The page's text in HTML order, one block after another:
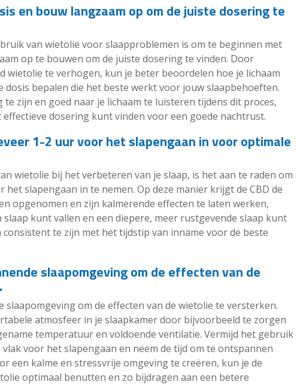
en bouw langzaam op om de juiste dosering te
van wietolie voor slaapproblemen is om te beginnen met
op te bouwen om de juiste dosering te vinden. Door
wietolie te verhogen, kun je beter beoordelen hoe je lichaam
bepalen die het beste werkt voor jouw slaapbehoeften.
te zijn en goed naar je lichaam te luisteren tijdens dit proces,
dosering kunt vinden voor een goede nachtrust.
1-2 uur voor het slapengaan in voor optimale
wietolie bij het verbeteren van je slaap, is het aan te raden om
slapengaan in te nemen. Op deze manier krijgt de CBD de
opgenomen en zijn kalmerende effecten te laten werken,
kunt vallen en een diepere, meer rustgevende slaap kunt
te zijn met het tijdstip van inname voor de beste
slaapomgeving om de effecten van de
om de effecten van de wietolie te versterken.
atmosfeer in je slaapkamer door bijvoorbeeld te zorgen
temperatuur en voldoende ventilatie. Vermijd het gebruik
voor het slapengaan en neem de tijd om te ontspannen
een kalme en stressvrije omgeving te creëren, kun je de
optimaal benutten en zo bijdragen aan een betere